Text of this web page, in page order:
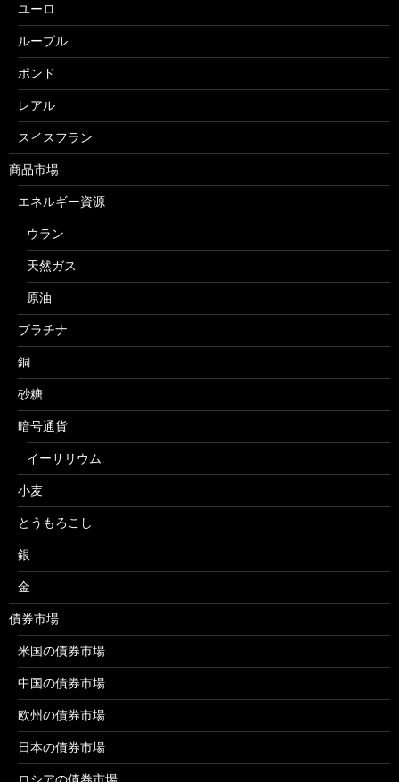
ユーロ
ルーブル
ポンド
レアル
スイスフラン
商品市場
エネルギー資源
ウラン
天然ガス
原油
プラチナ
銅
砂糖
暗号通貨
イーサリウム
小麦
とうもろこし
銀
金
債券市場
米国の債券市場
中国の債券市場
欧州の債券市場
日本の債券市場
ロシアの債券市場